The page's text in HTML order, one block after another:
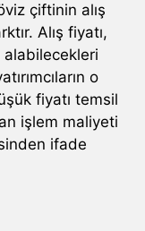
çiftinin alış
Alış fiyatı,
alabilecekleri
o
fiyatı temsil
işlem maliyeti
ifade